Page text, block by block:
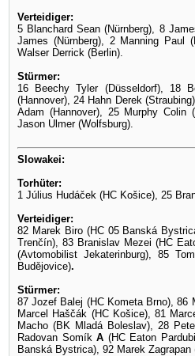
Verteidiger:
5 Blanchard Sean (Nürnberg), 8
James (Nürnberg), 2 Manning Paul
Walser Derrick (Berlin).
Stürmer:
16 Beechy Tyler (Düsseldorf), 18
(Hannover), 24 Hahn Derek
Adam (Hannover), 25 Murphy Colin
Jason Ulmer (Wolfsburg).
Slowakei:
Torhüter:
1 Július Hudáček (HC Košice), 25
Verteidiger:
82 Marek Biro (HC 05 Banská
Trenčín), 83 Branislav Mezei (HC
(Avtomobilist Jekaterinburg), 85
Budějovice).
Stürmer:
87 Jozef Balej (HC Kometa Brno), 86
Marcel Haščák (HC Košice), 81
Macho (BK Mladá Boleslav), 28
Radovan SomíkA (HC Eaton
Banská Bystrica), 92 Marek